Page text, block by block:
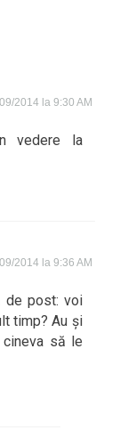
2014 la 9:30 AM
vedere la
2014 la 9:36 AM
de post: voi
timp? Au și
cineva să le